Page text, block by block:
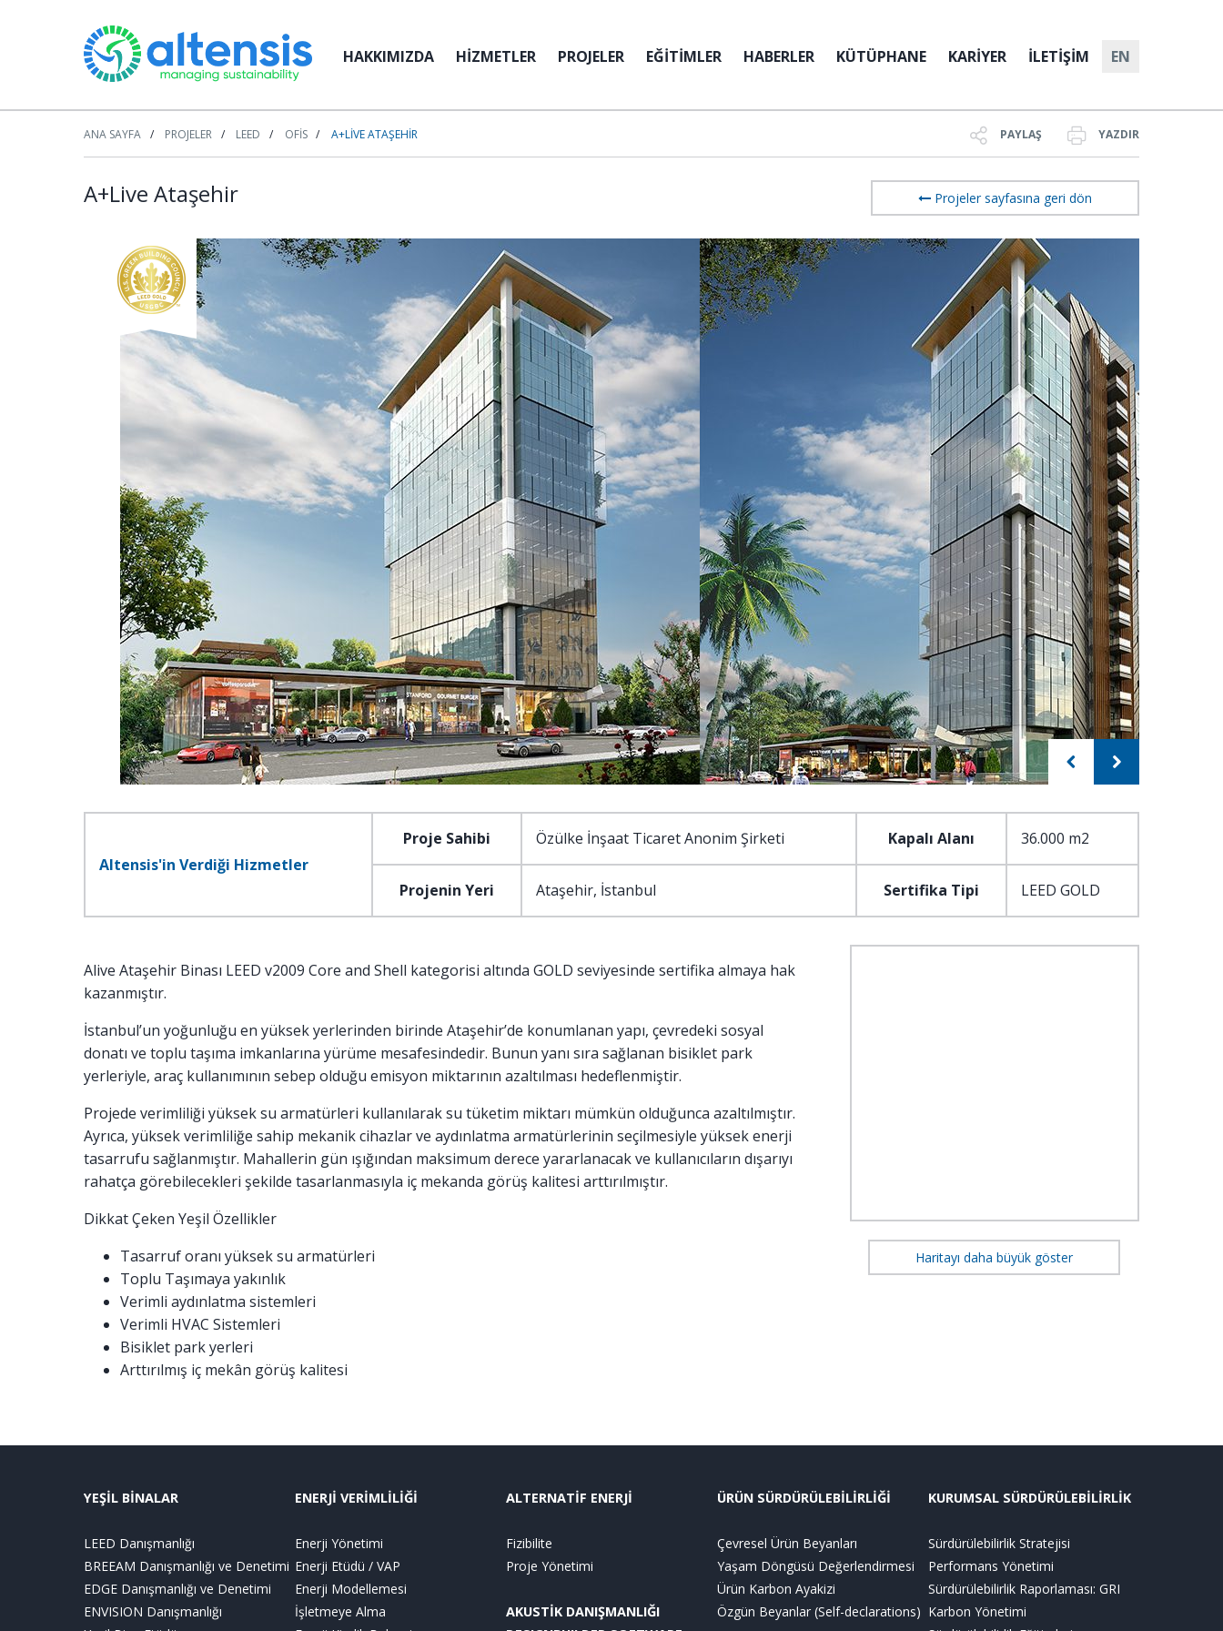
HAKKIMIZDA HİZMETLER PROJELER EĞİTİMLER HABERLER KÜTÜPHANE KARİYER İLETİŞİM EN
ANA SAYFA PROJELER LEED OFIS A+LIVE ATAŞEHIR PAYLAŞ YAZDIR
A+Live Ataşehir Projeler sayfasına geri dön
Altensis'in Verdiği Hizmetler
Proje Sahibi Özülke İnşaat Ticaret Anonim Şirketi Kapalı Alanı 36.000 m2
Projenin Yeri Ataşehir, İstanbul Sertifika Tipi LEED GOLD
Alive Ataşehir Binası LEED v2009 Core and Shell kategorisi altında GOLD seviyesinde sertifika almaya hak
kazanmıştır.
İstanbul’un yoğunluğu en yüksek yerlerinden birinde Ataşehir’de konumlanan yapı, çevredeki sosyal
donatı ve toplu taşıma imkanlarına yürüme mesafesindedir. Bunun yanı sıra sağlanan bisiklet park
yerleriyle, araç kullanımının sebep olduğu emisyon miktarının azaltılması hedeflenmiştir.
Projede verimliliği yüksek su armatürleri kullanılarak su tüketim miktarı mümkün olduğunca azaltılmıştır.
Ayrıca, yüksek verimliliğe sahip mekanik cihazlar ve aydınlatma armatürlerinin seçilmesiyle yüksek enerji
tasarrufu sağlanmıştır. Mahallerin gün ışığından maksimum derece yararlanacak ve kullanıcıların dışarıyı
rahatça görebilecekleri şekilde tasarlanmasıyla iç mekanda görüş kalitesi arttırılmıştır.
Dikkat Çeken Yeşil Özellikler
Tasarruf oranı yüksek su armatürleri
Toplu Taşımaya yakınlık
Verimli aydınlatma sistemleri
Verimli HVAC Sistemleri
Bisiklet park yerleri
Arttırılmış iç mekân görüş kalitesi
Haritayı daha büyük göster
YEŞİL BİNALAR
LEED Danışmanlığı
BREEAM Danışmanlığı ve Denetimi
EDGE Danışmanlığı ve Denetimi
ENVISION Danışmanlığı
ENERJİ VERİMLİLİĞİ
Enerji Yönetimi
Enerji Etüdü / VAP
Enerji Modellemesi
İşletmeye Alma
ALTERNATİF ENERJİ
Fizibilite
Proje Yönetimi
AKUSTİK DANIŞMANLIĞI
ÜRÜN SÜRDÜRÜLEBİLİRLİĞİ
Çevresel Ürün Beyanları
Yaşam Döngüsü Değerlendirmesi
Ürün Karbon Ayakizi
Özgün Beyanlar (Self-declarations)
KURUMSAL SÜRDÜRÜLEBİLİRLİK
Sürdürülebilirlik Stratejisi
Performans Yönetimi
Sürdürülebilirlik Raporlaması: GRI
Karbon Yönetimi